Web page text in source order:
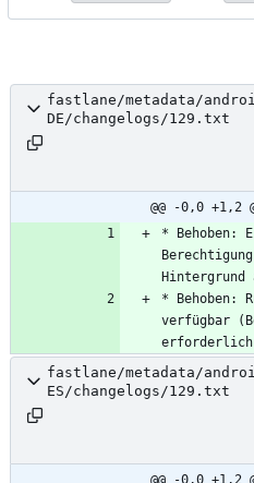
fastlane/metadata/
DE/changelogs/129.txt
@@ -0,0 +1,2
* Behoben:
* Behoben:
verfügbar
fastlane/metadata/
ES/changelogs/129.txt
@@ -0,0 +1,2